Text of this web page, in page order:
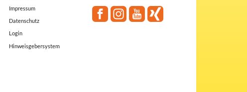
Impressum
Datenschutz
Login
Hinweisgebersystem